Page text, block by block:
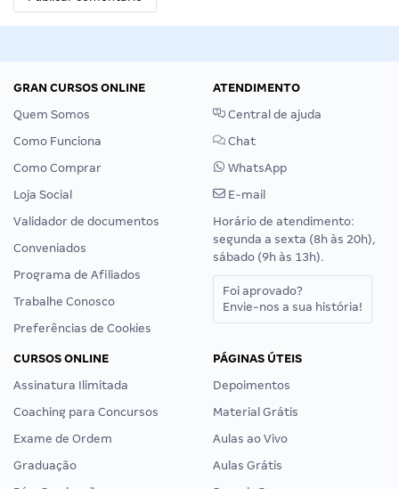
GRAN CURSOS ONLINE
Quem Somos
Como Funciona
Como Comprar
Loja Social
Validador de documentos
Conveniados
Programa de Afiliados
Trabalhe Conosco
Preferências de Cookies
ATENDIMENTO
Central de ajuda
Chat
WhatsApp
E-mail
Horário de atendimento:
segunda a sexta (8h às 20h),
sábado (9h às 13h).
Foi aprovado?
Envie-nos a sua história!
CURSOS ONLINE
Assinatura Ilimitada
Coaching para Concursos
Exame de Ordem
Graduação
PÁGINAS ÚTEIS
Depoimentos
Material Grátis
Aulas ao Vivo
Aulas Grátis